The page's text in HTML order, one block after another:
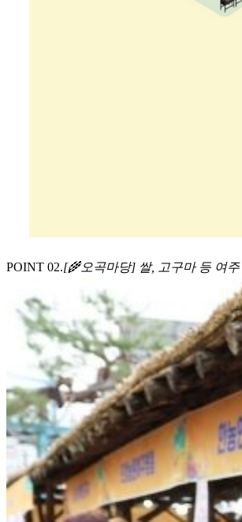
POINT 02.[🌾오곡마당] 쌀, 고구마 등 여